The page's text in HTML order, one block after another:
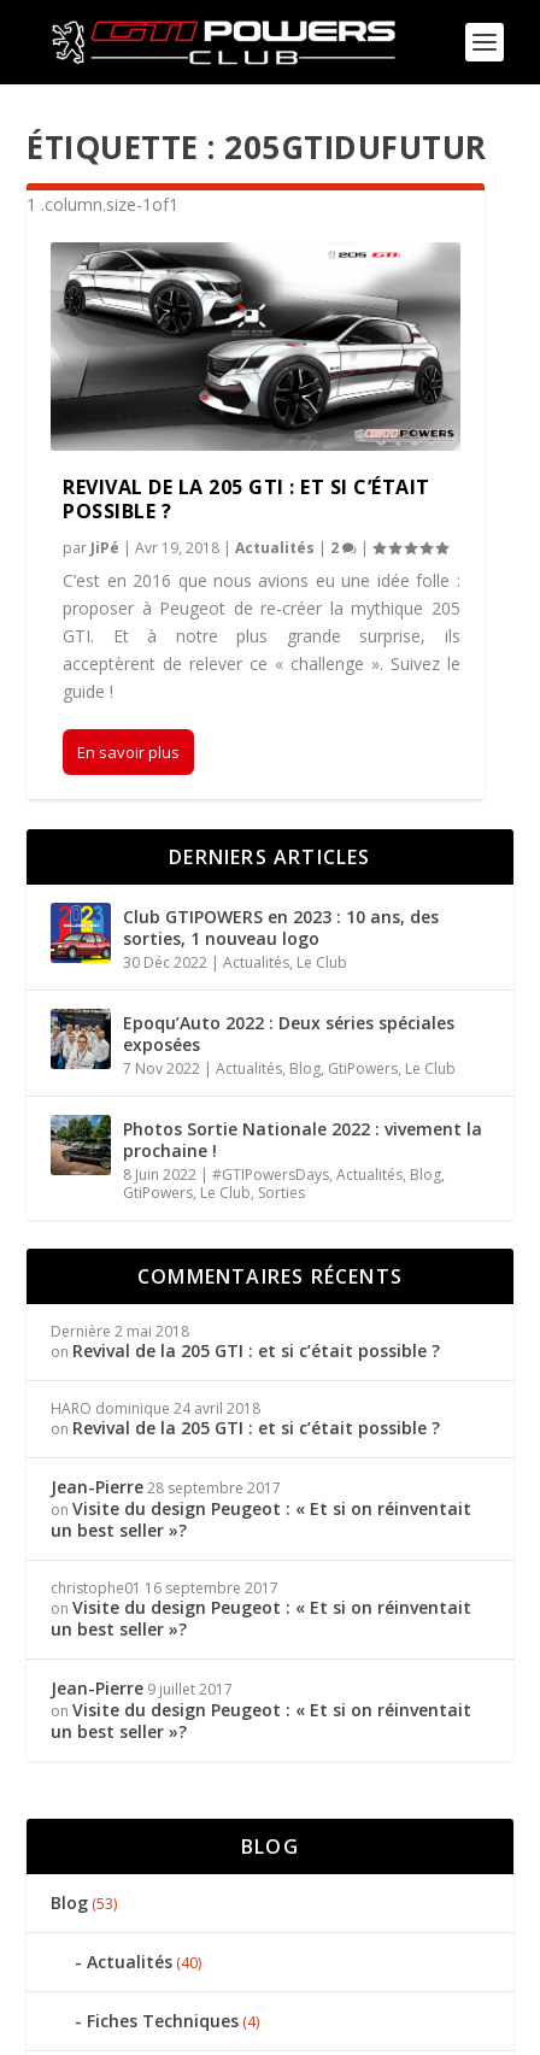
ÉTIQUETTE : 205GTIDUFUTUR
REVIVAL DE LA 205 GTI : ET SI C’ÉTAIT
POSSIBLE ?
par JiPé |Avr 19, 2018 |Actualités | 2 |
C’est en 2016 que nous avions eu une idée folle :
proposer à Peugeot de re-créer la mythique 205
GTI. Et à notre plus grande surprise, ils
acceptèrent de relever ce « challenge ». Suivez le
guide !
En savoir plus
DERNIERS ARTICLES
Club GTIPOWERS en 2023 : 10 ans, des
sorties, 1 nouveau logo
30 Déc 2022 |Actualités, Le Club
Epoqu’Auto 2022 : Deux séries spéciales
exposées
7 Nov 2022 |Actualités, Blog, GtiPowers, Le Club
Photos Sortie Nationale 2022 : vivement la
prochaine !
8 Juin 2022 |#GTIPowersDays,Actualités, Blog,
GtiPowers, Le Club, Sorties
COMMENTAIRES RÉCENTS
Dernière 2 mai 2018
on Revival de la 205 GTI : et si c’était possible ?
HARO dominique 24 avril 2018
on Revival de la 205 GTI : et si c’était possible ?
Jean-Pierre 28 septembre 2017
onVisite du design Peugeot : « Et si on réinventait
un best seller »?
christophe01 16 septembre 2017
onVisite du design Peugeot : « Et si on réinventait
un best seller »?
Jean-Pierre 9 juillet 2017
onVisite du design Peugeot : « Et si on réinventait
un best seller »?
BLOG
Blog (53)
Actualités (40)
Fiches Techniques (4)